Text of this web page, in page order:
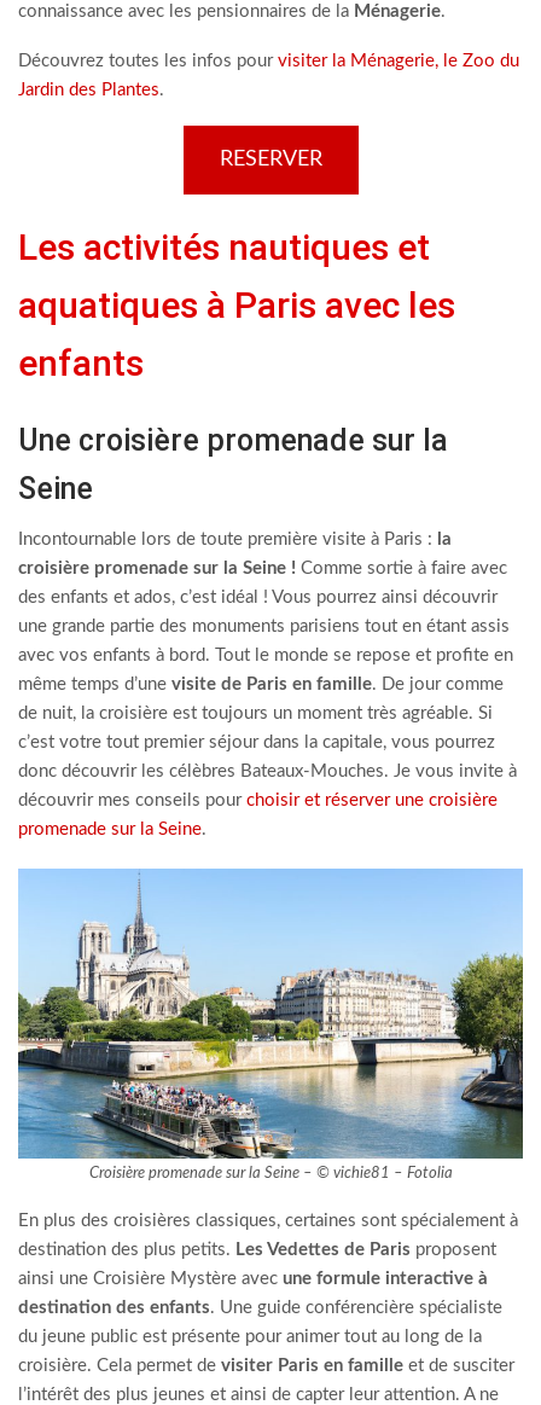
connaissance avec les pensionnaires de la Ménagerie.
Découvrez toutes les infos pour visiter la Ménagerie, le Zoo du
Jardin des Plantes.
RESERVER
Les activités nautiques et
aquatiques à Paris avec les
enfants
Une croisière promenade sur la
Seine
Incontournable lors de toute première visite à Paris : la
croisière promenade sur la Seine ! Comme sortie à faire avec
des enfants et ados, c’est idéal ! Vous pourrez ainsi découvrir
une grande partie des monuments parisiens tout en étant assis
avec vos enfants à bord. Tout le monde se repose et profite en
même temps d’une visite de Paris en famille. De jour comme
de nuit, la croisière est toujours un moment très agréable. Si
c’est votre tout premier séjour dans la capitale, vous pourrez
donc découvrir les célèbres Bateaux-Mouches. Je vous invite à
découvrir mes conseils pour choisir et réserver une croisière
promenade sur la Seine.
Croisière promenade sur la Seine – © vichie81 – Fotolia
En plus des croisières classiques, certaines sont spécialement à
destination des plus petits. Les Vedettes de Paris proposent
ainsi une Croisière Mystère avec une formule interactive à
destination des enfants. Une guide conférencière spécialiste
du jeune public est présente pour animer tout au long de la
croisière. Cela permet de visiter Paris en famille et de susciter
l’intérêt des plus jeunes et ainsi de capter leur attention. A ne